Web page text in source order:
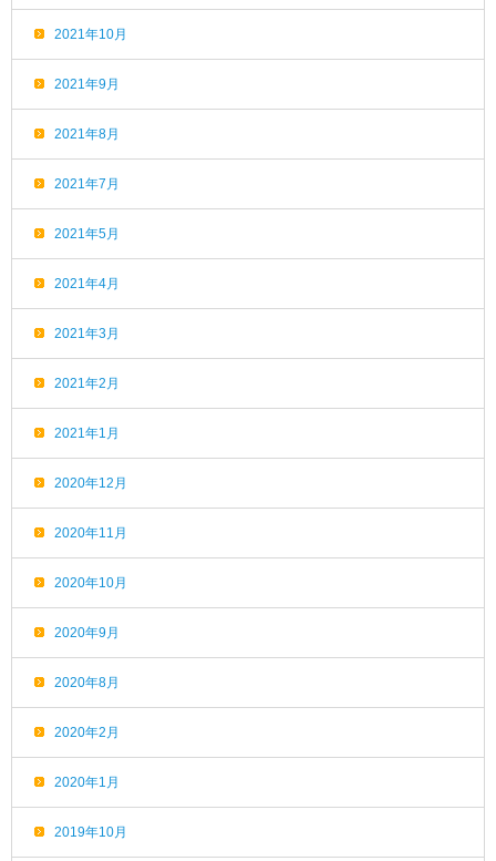
2021年10月
2021年9月
2021年8月
2021年7月
2021年5月
2021年4月
2021年3月
2021年2月
2021年1月
2020年12月
2020年11月
2020年10月
2020年9月
2020年8月
2020年2月
2020年1月
2019年10月